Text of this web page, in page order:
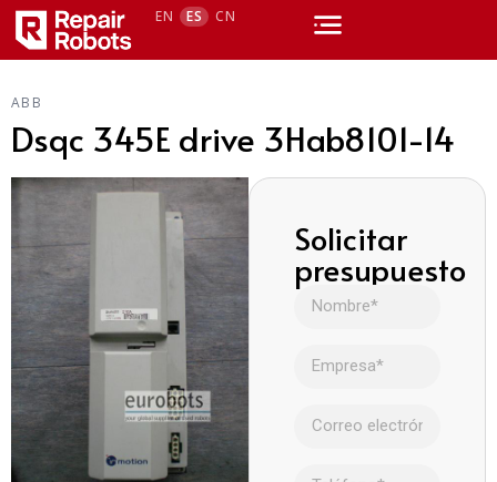
EN ES CN
ABB
Dsqc 345E drive 3Hab8101-14
Solicitar
presupuesto